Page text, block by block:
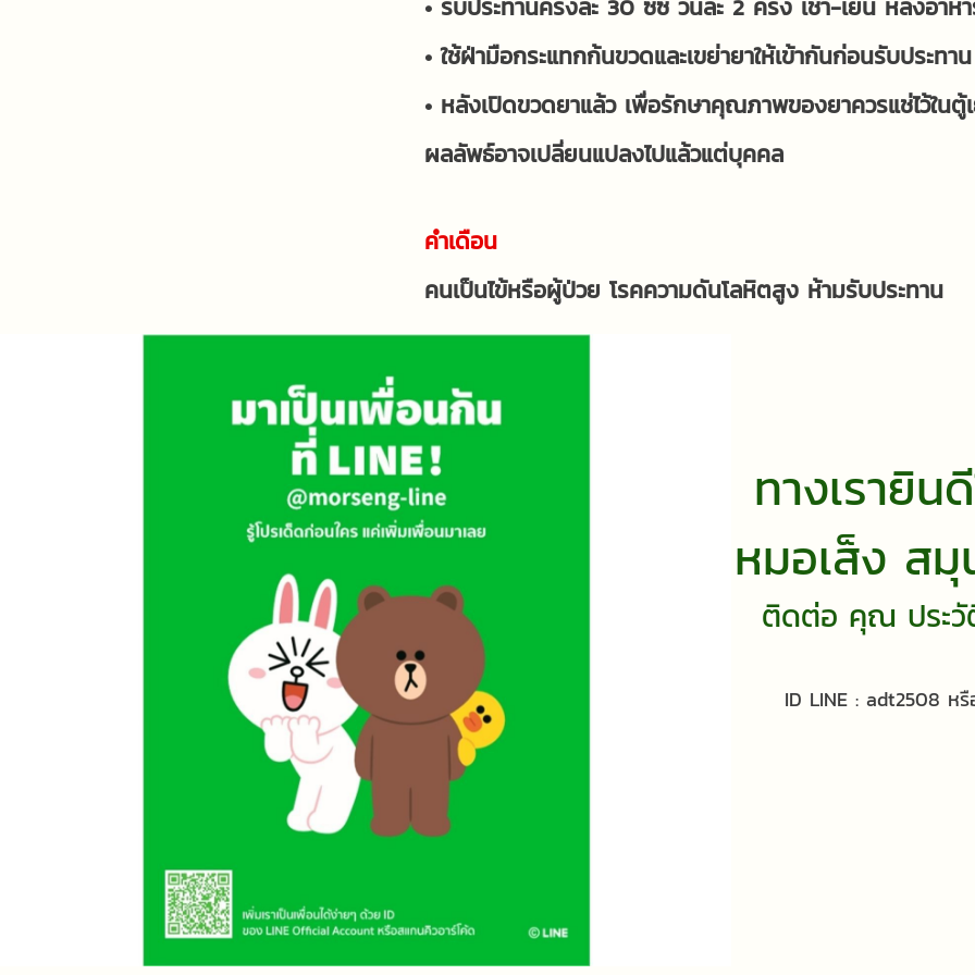
• รับประทานครั้งละ 30 ซีซี วันละ 2 ครั้ง เช้า-เย็น หลังอาห
• ใช้ฝ่ามือกระแทกก้นขวดและเขย่ายาให้เข้ากันก่อนรับประทาน
• หลังเปิดขวดยาแล้ว เพื่อรักษาคุณภาพของยาควรแช่ไว้ในตู้
ผลลัพธ์อาจเปลี่ยนแปลงไปแล้วแต่บุคคล
คำเดือน
คนเป็นไข้หรือผู้ป่วย โรคความดันโลหิตสูง ห้ามรับประทาน
ทางเรายิ
หมอเส็ง สมุ
ติดต่อ คุณ ประวั
ID LINE : adt2508 ห